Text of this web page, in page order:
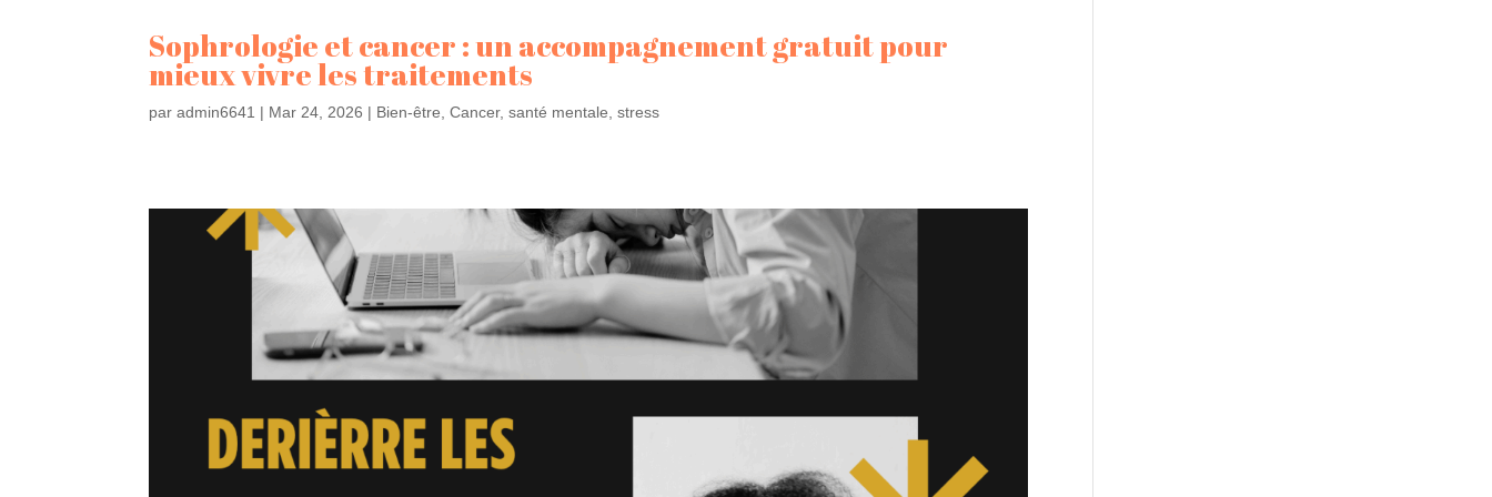
Sophrologie et cancer : un accompagnement gratuit pour
mieux vivre les traitements
paradmin6641 | Mar 24, 2026 | Bien-être ,Cancer,santé mentale ,stress